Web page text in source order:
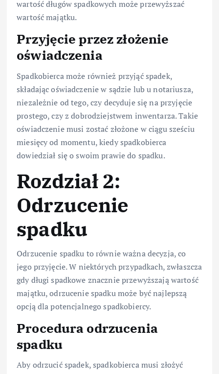
wartość długów spadkowych może przewyższać
wartość majątku.
Przyjęcie przez złożenie
oświadczenia
Spadkobierca może również przyjąć spadek,
składając oświadczenie w sądzie lub u notariusza,
niezależnie od tego, czy decyduje się na przyjęcie
prostego, czy z dobrodziejstwem inwentarza. Takie
oświadczenie musi zostać złożone w ciągu sześciu
miesięcy od momentu, kiedy spadkobierca
dowiedział się o swoim prawie do spadku.
Rozdział 2:
Odrzucenie
spadku
Odrzucenie spadku to równie ważna decyzja, co
jego przyjęcie. W niektórych przypadkach, zwłaszcza
gdy długi spadkowe znacznie przewyższają wartość
majątku, odrzucenie spadku może być najlepszą
opcją dla potencjalnego spadkobiercy.
Procedura odrzucenia
spadku
Aby odrzucić spadek, spadkobierca musi złożyć